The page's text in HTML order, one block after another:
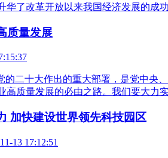
华了改革开放以来我国经济发展的成
质量发展
的二十大作出的重大部署，是党中
高质量发展的必由之路。我们要大力
加快建设世界领先科技园区
13 17:12:51